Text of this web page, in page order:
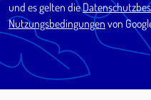
und es gelten die
Nutzungsbedingungen von